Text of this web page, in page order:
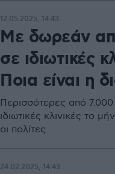
Με δωρεάν
σε ιδιωτικές
Ποια είναι η
Περισσότερες από
ιδιωτικές κλινικές το
οι πολίτες
12.05.2025, 14:43
24.02.2025, 14:43